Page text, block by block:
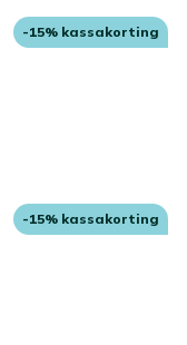
-15% kassakorting
-15% kassakorting